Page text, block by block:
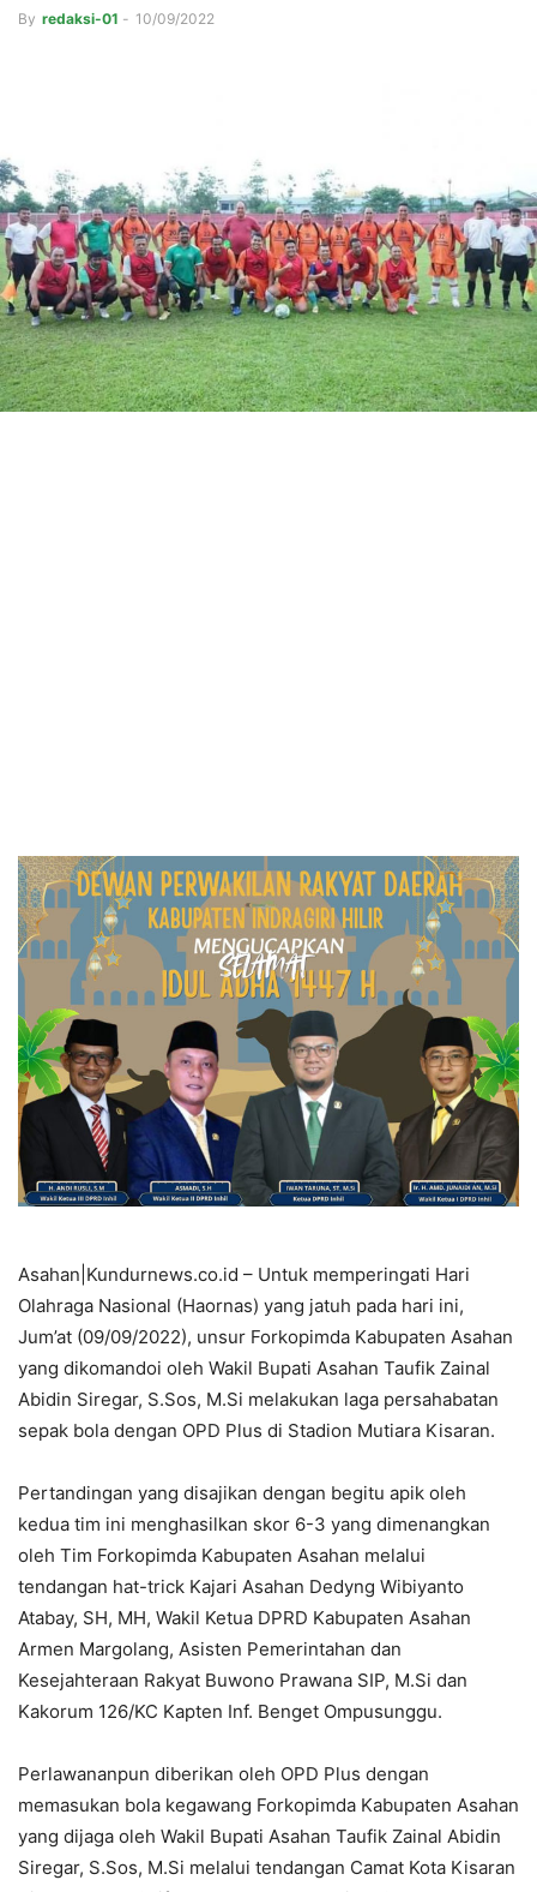
By redaksi-01 - 10/09/2022
Asahan|Kundurnews.co.id – Untuk memperingati Hari
Olahraga Nasional (Haornas) yang jatuh pada hari ini,
Jum’at (09/09/2022), unsur Forkopimda Kabupaten Asahan
yang dikomandoi oleh Wakil Bupati Asahan Taufik Zainal
Abidin Siregar, S.Sos, M.Si melakukan laga persahabatan
sepak bola dengan OPD Plus di Stadion Mutiara Kisaran.
Pertandingan yang disajikan dengan begitu apik oleh
kedua tim ini menghasilkan skor 6-3 yang dimenangkan
oleh Tim Forkopimda Kabupaten Asahan melalui
tendangan hat-trick Kajari Asahan Dedyng Wibiyanto
Atabay, SH, MH, Wakil Ketua DPRD Kabupaten Asahan
Armen Margolang, Asisten Pemerintahan dan
Kesejahteraan Rakyat Buwono Prawana SIP, M.Si dan
Kakorum 126/KC Kapten Inf. Benget Ompusunggu.
Perlawananpun diberikan oleh OPD Plus dengan
memasukan bola kegawang Forkopimda Kabupaten Asahan
yang dijaga oleh Wakil Bupati Asahan Taufik Zainal Abidin
Siregar, S.Sos, M.Si melalui tendangan Camat Kota Kisaran